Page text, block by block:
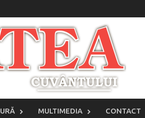
MULTIMEDIA CONTACT